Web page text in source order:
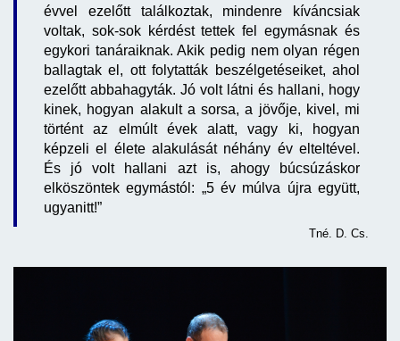
évvel ezelőtt találkoztak, mindenre kíváncsiak
voltak, sok-sok kérdést tettek fel egymásnak és
egykori tanáraiknak. Akik pedig nem olyan régen
ballagtak el, ott folytatták beszélgetéseiket, ahol
ezelőtt abbahagyták. Jó volt látni és hallani, hogy
kinek, hogyan alakult a sorsa, a jövője, kivel, mi
történt az elmúlt évek alatt, vagy ki, hogyan
képzeli el élete alakulását néhány év elteltével.
És jó volt hallani azt is, ahogy búcsúzáskor
elköszöntek egymástól: „5 év múlva újra együtt,
ugyanitt!”
Tné. D. Cs.